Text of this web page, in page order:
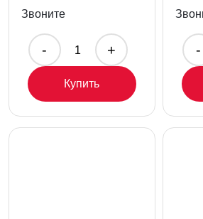
Звоните
Купить
- + -